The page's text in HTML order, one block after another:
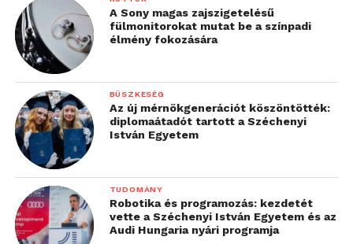
A Sony magas zajszigetelésű
fülmonitorokat mutat be a színpadi
élmény fokozására
BÜSZKESÉG
Az új mérnökgenerációt köszöntötték:
diplomaátadót tartott a Széchenyi
István Egyetem
TUDOMÁNY
Robotika és programozás: kezdetét
vette a Széchenyi István Egyetem és az
Audi Hungaria nyári programja